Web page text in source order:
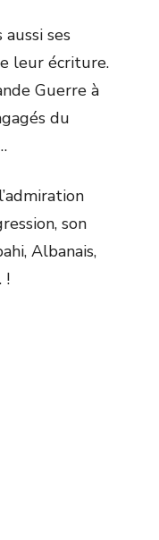
aussi ses
leur écriture.
Guerre à
du
son
Albanais,
!